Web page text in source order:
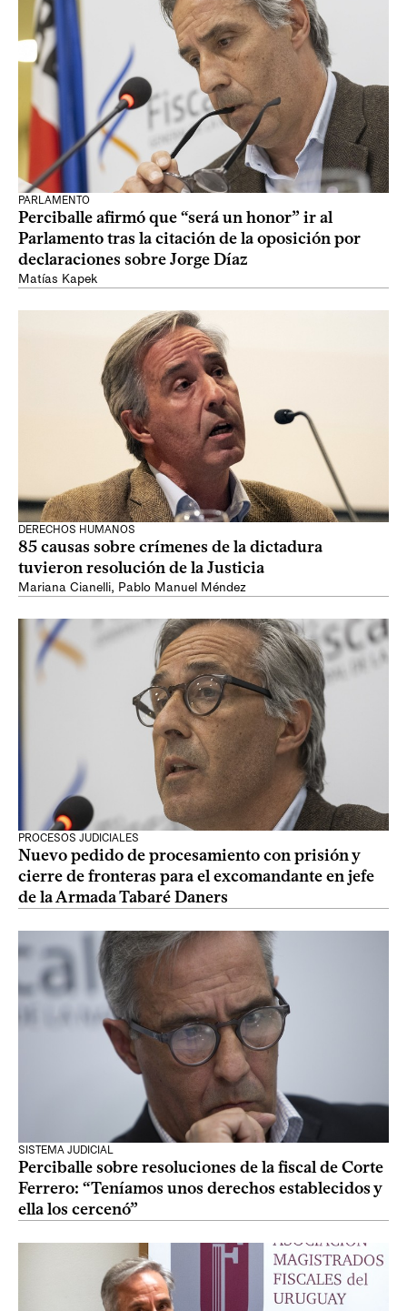
PARLAMENTO
Perciballe afirmó que “será un honor” ir al
Parlamento tras la citación de la oposición por
declaraciones sobre Jorge Díaz
Matías Kapek
DERECHOS HUMANOS
85 causas sobre crímenes de la dictadura
tuvieron resolución de la Justicia
Mariana Cianelli, Pablo Manuel Méndez
PROCESOS JUDICIALES
Nuevo pedido de procesamiento con prisión y
cierre de fronteras para el excomandante en jefe
de la Armada Tabaré Daners
SISTEMA JUDICIAL
Perciballe sobre resoluciones de la fiscal de Corte
Ferrero: “Teníamos unos derechos establecidos y
ella los cercenó”